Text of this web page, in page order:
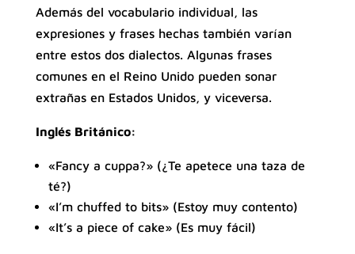
Además del vocabulario individual, las
expresiones y frases hechas también varían
entre estos dos dialectos. Algunas frases
comunes en el Reino Unido pueden sonar
extrañas en Estados Unidos, y viceversa.
Inglés Británico:
«Fancy a cuppa?» (¿Te apetece una taza de
té?)
«I’m chuffed to bits» (Estoy muy contento)
«It’s a piece of cake» (Es muy fácil)